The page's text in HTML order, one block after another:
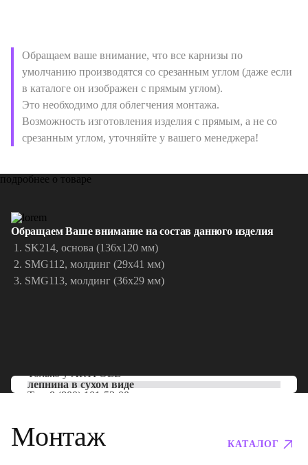
Обращаем ваше внимание, что все карнизы по
умолчанию производятся со срезанным углом (даже если
в каталоге он изображен с прямым углом).
Это необходимо для облегчения монтажа.
Возможность изготовления изделия с прямым, а не со
срезанным углом, уточняйте у вашего менеджера!
подробнее о товаре
Обращаем Ваше внимание на состав данного изделия
SK214, основа (136х120 мм)
SMG112, молдинг (29х41 мм)
SMG113, молдинг (36х29 мм)
Только уARTPOLE
лепнина в сухом виде
Тел: 8 (800) 101-53-00
Монтаж КАТАЛОГ